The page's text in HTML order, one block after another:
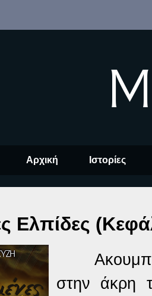
Αρχική Ιστορίες
Ελπίδες
στην άκρη